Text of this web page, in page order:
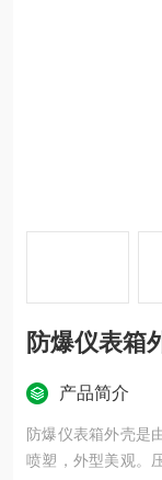
防爆仪表箱
产品简介
防爆仪表箱外壳是
喷塑，外型美观。